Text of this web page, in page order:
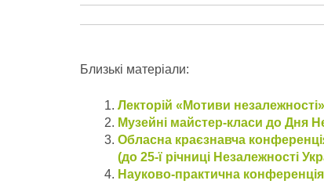
Близькі матеріали:
Лекторій «Мотиви
Музейні майстер-класи до Дня
Обласна краєзнавча
(до 25-ї річниці Незалежності
Науково-практична